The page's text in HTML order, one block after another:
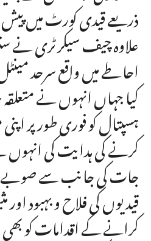
ذریعے قیدی کورٹ میں
علاوہ چیف سیکرٹری نے
احاطے میں واقع سرحد
کیا جہاں انہوں نے
ہسپتال کو فوری طور پر
کرنے کی ہدایت کی
جات کی جانب سے صوبے
قیدیوں کی فلاح و بہبود
کرانے کے اقدامات کو بھی